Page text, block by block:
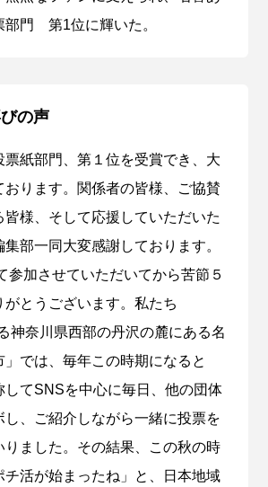
門 第1位に輝いた。
の声
票紙部門、第１位を受賞でき、大
おります。関係者の皆様、ご協賛
皆様、そして応援していただいた
部一同大変感謝しております。
参加させていただいてから苦節５
がとうございます。私たち
神奈川県西部の丹沢の麓にある名
」では、毎年この時期になると
してSNSを中心に毎日、他の団体
し、ご紹介しながら一緒に投票を
りました。その結果、この秋の時
チ活が始まったね」と、日本地域